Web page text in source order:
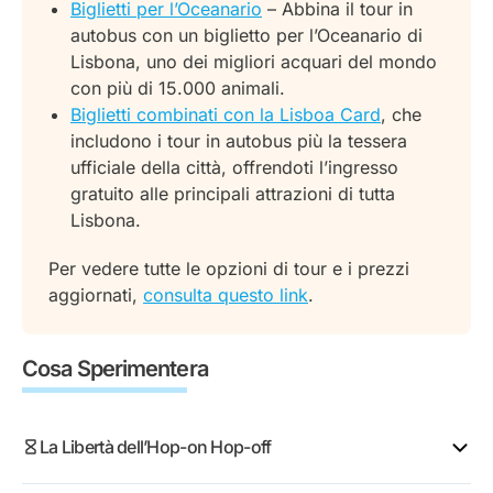
Il Percorso Lisbona Moderna inizia in Restauradores e
visita 13 fermate, tra cui:
Restauradores
Piazza Rossio
Avenida da Liberdade
Quartiere Graça
Pantheon Nazionale / Mercato delle Pulci
Terminal Crociere di Lisbona
Beato Creative Hub
Quartiere Marvila / Amália
Centro Espositivo FIL
Tour in Tramcar delle Colline (Solo con il biglietto
Torre Vasco da Gama
Biglietti per l’Oceanario – Abbina il tour in
autobus con un biglietto per l’Oceanario di
Lisbona, uno dei migliori acquari del mondo
con più di 15.000 animali.
Biglietti combinati con la Lisboa Card, che
includono i tour in autobus più la tessera
ufficiale della città, offrendoti l’ingresso
gratuito alle principali attrazioni di tutta
Lisbona.
Per vedere tutte le opzioni di tour e i prezzi
aggiornati, consulta questo link.
Cosa Sperimentera
La Libertà dell’Hop-on Hop-off